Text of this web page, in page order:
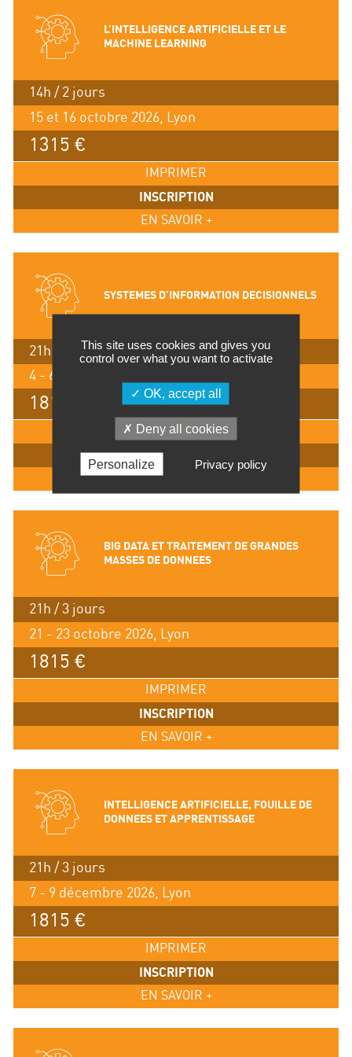
L’INTELLIGENCE ARTIFICIELLE ET LE
MACHINE LEARNING
14h / 2 jours
15 et 16 octobre 2026, Lyon
1315 €
IMPRIMER
INSCRIPTION
EN SAVOIR +
SYSTEMES D’INFORMATION DECISIONNELS
21h / 3 jours
4 - 6 novembre 2026, Lyon
1815 €
IMPRIMER
INSCRIPTION
EN SAVOIR +
BIG DATA ET TRAITEMENT DE GRANDES
MASSES DE DONNEES
21h / 3 jours
21 - 23 octobre 2026, Lyon
1815 €
IMPRIMER
INSCRIPTION
EN SAVOIR +
INTELLIGENCE ARTIFICIELLE, FOUILLE DE
DONNEES ET APPRENTISSAGE
21h / 3 jours
7 - 9 décembre 2026, Lyon
1815 €
IMPRIMER
INSCRIPTION
EN SAVOIR +
This site uses cookies and gives you
control over what you want to activate
OK, accept all
Deny all cookies
Personalize Privacy policy